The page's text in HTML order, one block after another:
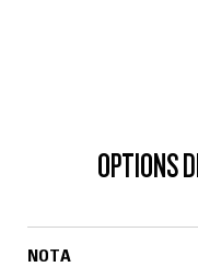
OPTIONS
NOTA